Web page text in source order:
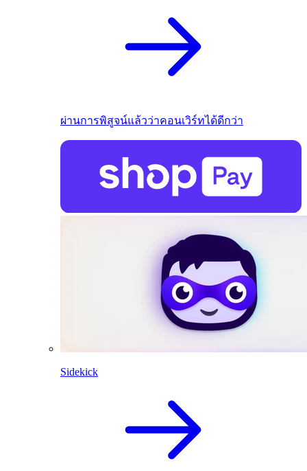
ผ่านการพิสูจน์แล้วว่าคอนเวิร์ทได้ดีกว่า
Sidekick